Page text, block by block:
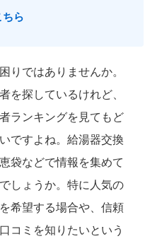
ちら
りではありませんか。
を探しているけれど、
ランキングを見てもど
ですよね。給湯器交換
袋などで情報を集めて
しょうか。特に人気の
希望する場合や、信頼
コミを知りたいという